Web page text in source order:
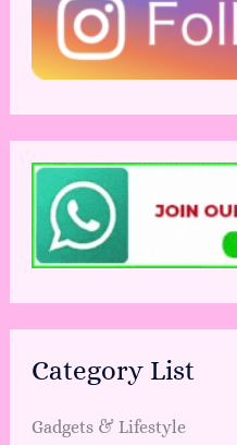
Category List
Gadgets & Lifestyle